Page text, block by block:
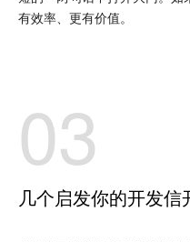
有效率、更有价值。
03
几个启发你的开发信